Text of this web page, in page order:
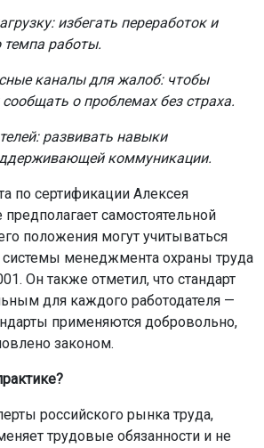
избегать переработок и
темпа работы.
каналы для жалоб: чтобы
о проблемах без страха.
развивать навыки
коммуникации.
по сертификации Алексея
самостоятельной
положения могут учитываться
системы менеджмента охраны труда
Он также отметил, что стандарт
для каждого работодателя —
применяются добровольно,
законом.
российского рынка труда,
трудовые обязанности и не